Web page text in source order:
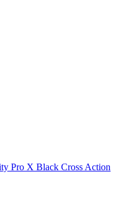
Pro X Black Cross Action